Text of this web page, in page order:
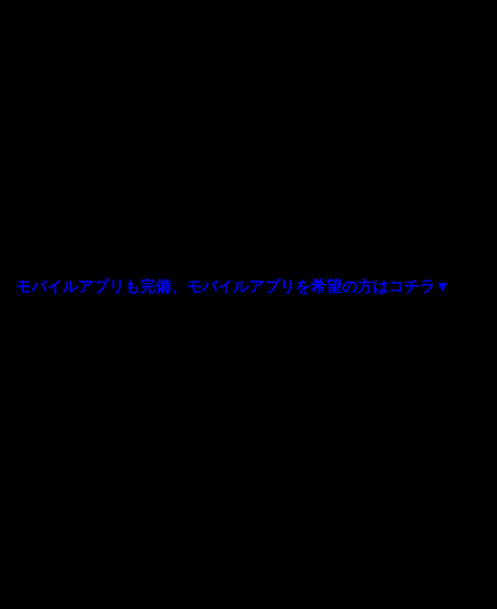
モバイルアプリも完備、モバイルアプリを希望の方はコチラ▼